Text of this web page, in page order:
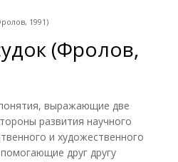
1991)
(Фролов,
выражающие две
развития научного
и художественного
друг другу